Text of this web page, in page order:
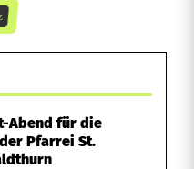
Abend für die
Pfarrei St.